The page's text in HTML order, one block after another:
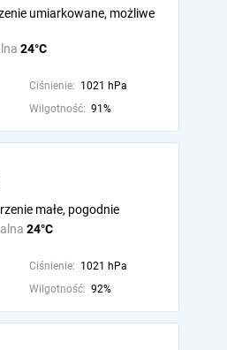
24°C
umiarkowane, możliwe
Ciśnienie: 1021 hPa
Wilgotność: 91%
24°C
małe, pogodnie
Ciśnienie: 1021 hPa
Wilgotność: 92%